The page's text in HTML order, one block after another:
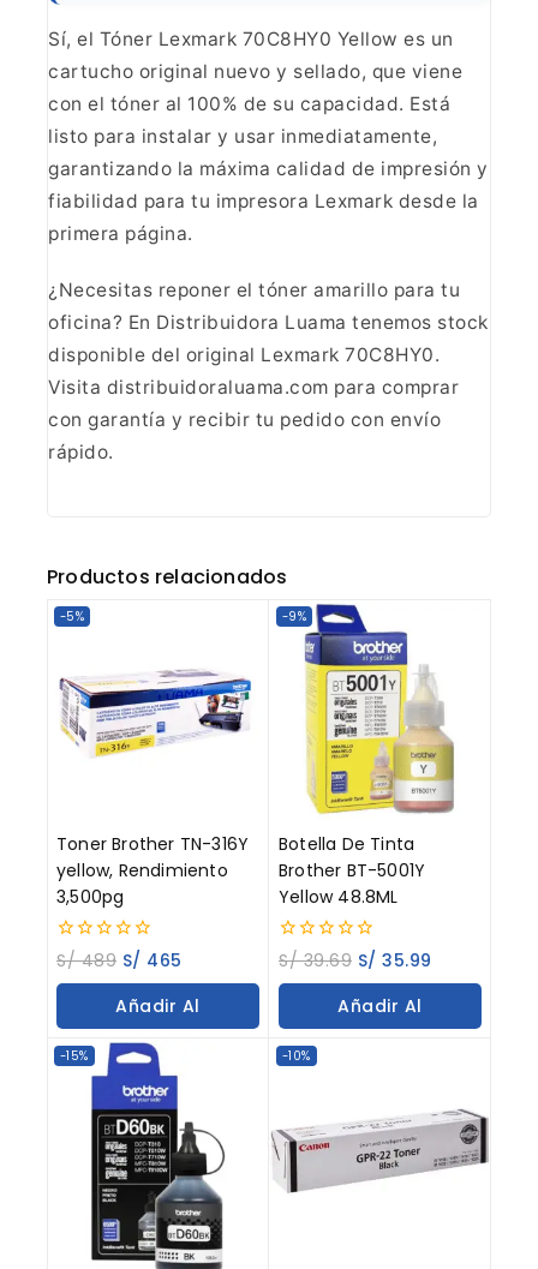
Sí, el Tóner Lexmark 70C8HY0 Yellow es un
cartucho original nuevo y sellado, que viene
con el tóner al 100% de su capacidad. Está
listo para instalar y usar inmediatamente,
garantizando la máxima calidad de impresión y
fiabilidad para tu impresora Lexmark desde la
primera página.
¿Necesitas reponer el tóner amarillo para tu
oficina? En Distribuidora Luama tenemos stock
disponible del original Lexmark 70C8HY0.
Visita distribuidoraluama.com para comprar
con garantía y recibir tu pedido con envío
rápido.
Productos relacionados
-5%
Toner Brother TN-316Y
yellow, Rendimiento
3,500pg
0
out
of
S/489 S/ 465
Añadir Al
Carrito
-9%
Botella De Tinta
Brother BT-5001Y
Yellow 48.8ML
0
out
of
S/39.69 S/ 35.99
Añadir Al
-15% -10%